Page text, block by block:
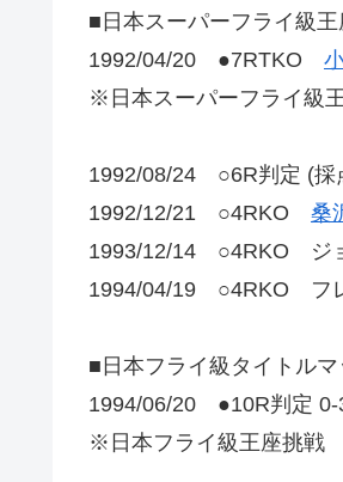
■日本スーパーフライ級
1992/04/20 ●7RTKO
※日本スーパーフライ級
1992/08/24 ○6R判定 (採
1992/12/21 ○4RKO 桑
1993/12/14 ○4RKO ジ
1994/04/19 ○4RKO フ
■日本フライ級タイトルマ
1994/06/20 ●10R判定
※日本フライ級王座挑戦